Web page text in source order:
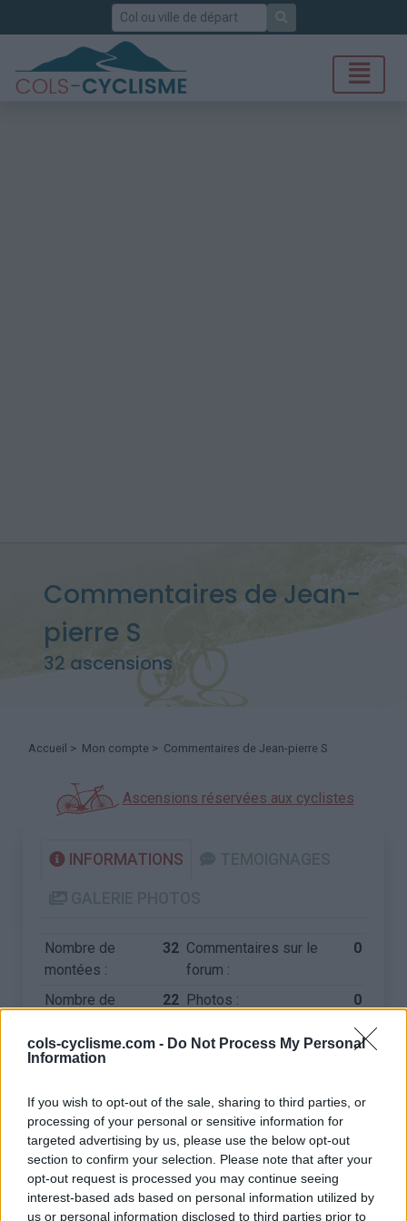
cols-cyclisme.com - Do Not Process My Personal
Information
If you wish to opt-out of the sale, sharing to third parties, or
processing of your personal or sensitive information for
targeted advertising by us, please use the below opt-out
section to confirm your selection. Please note that after your
opt-out request is processed you may continue seeing
interest-based ads based on personal information utilized by
us or personal information disclosed to third parties prior to
Rechercher
Commentaires de Jean-
pierre S
32 ascensions
Accueil > Mon compte > Commentaires de Jean-pierre S
Ascensions réservées aux cyclistes
INFORMATIONS
Nombre de
montées :
32 Commentaires sur le
forum :
0
Nombre de
22 Photos : 0
Afficher la carte